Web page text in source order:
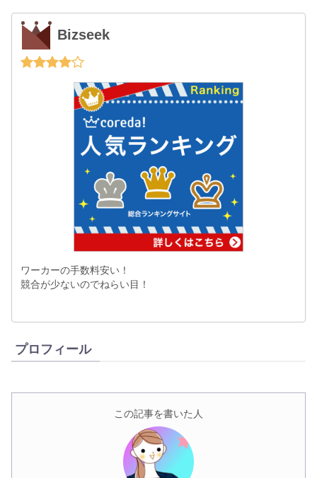
Bizseek
ワーカーの手数料安い！
競合が少ないのでねらい目！
プロフィール
この記事を書いた人